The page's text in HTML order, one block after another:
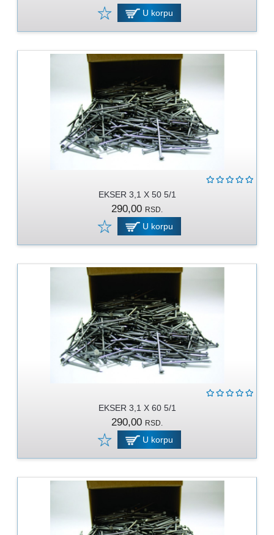
U korpu
EKSER 3,1 X 50 5/1
290,00 RSD.
U korpu
EKSER 3,1 X 60 5/1
290,00 RSD.
U korpu